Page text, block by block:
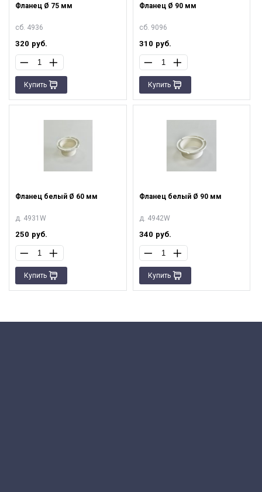
Фланец Ø 75 мм
сб. 4936
320 руб.
Купить
Фланец Ø 90 мм
сб. 9096
310 руб.
Купить
Фланец белый Ø 60 мм
д. 4931W
250 руб.
Купить
Фланец белый Ø 90 мм
д. 4942W
340 руб.
Купить